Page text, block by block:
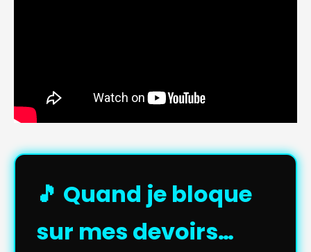
🎵 Quand je bloque
sur mes devoirs…